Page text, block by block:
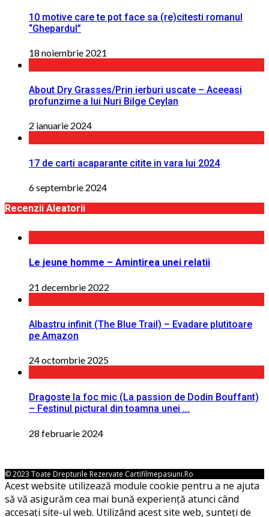
10 motive care te pot face sa (re)citesti romanul
“Ghepardul”
18 noiembrie 2021
About Dry Grasses/Prin ierburi uscate – Aceeasi
profunzime a lui Nuri Bilge Ceylan
2 ianuarie 2024
17 de carti acaparante citite in vara lui 2024
6 septembrie 2024
Recenzii Aleatorii
Le jeune homme – Amintirea unei relatii
21 decembrie 2022
Albastru infinit (The Blue Trail) – Evadare plutitoare
pe Amazon
24 octombrie 2025
Dragoste la foc mic (La passion de Dodin Bouffant)
– Festinul pictural din toamna unei ...
28 februarie 2024
© 2023 Toate Drepturile Rezervate Cartifilmepasiuni.ro
Acest website utilizează module cookie pentru a ne ajuta
să vă asigurăm cea mai bună experiență atunci când
accesați site-ul web. Utilizând acest site web, sunteți de